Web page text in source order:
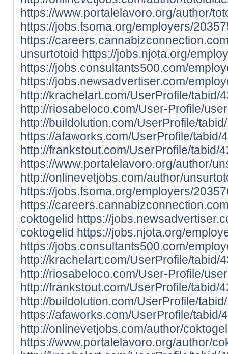
https://www.portalelavoro.org/author/
https://jobs.fsoma.org/employers/
https://
unsurtotoid https://jobs.njota.org/
https://jobs.consultants500.com/
https://jobs.newsadvertiser.com/
http://krachelart.com/UserProfile/tabid/
http://riosabeloco.com/User-Profile/
http://buildolution.com/UserProfile/
https://afaworks.com/UserProfile/
http://frankstout.com/UserProfile/tabid/
https://www.portalelavoro.org/author/
http://onlinevetjobs.com/author/
https://jobs.fsoma.org/employers/
https://
coktogelid https://
coktogelid https://jobs.njota.org/
https://jobs.consultants500.com/
http://krachelart.com/UserProfile/tabid/
http://riosabeloco.com/User-Profile/
http://frankstout.com/UserProfile/tabid/
http://buildolution.com/UserProfile/
https://afaworks.com/UserProfile/
http://onlinevetjobs.com/author/
https://www.portalelavoro.org/author/